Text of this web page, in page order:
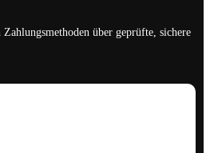
über geprüfte, sichere